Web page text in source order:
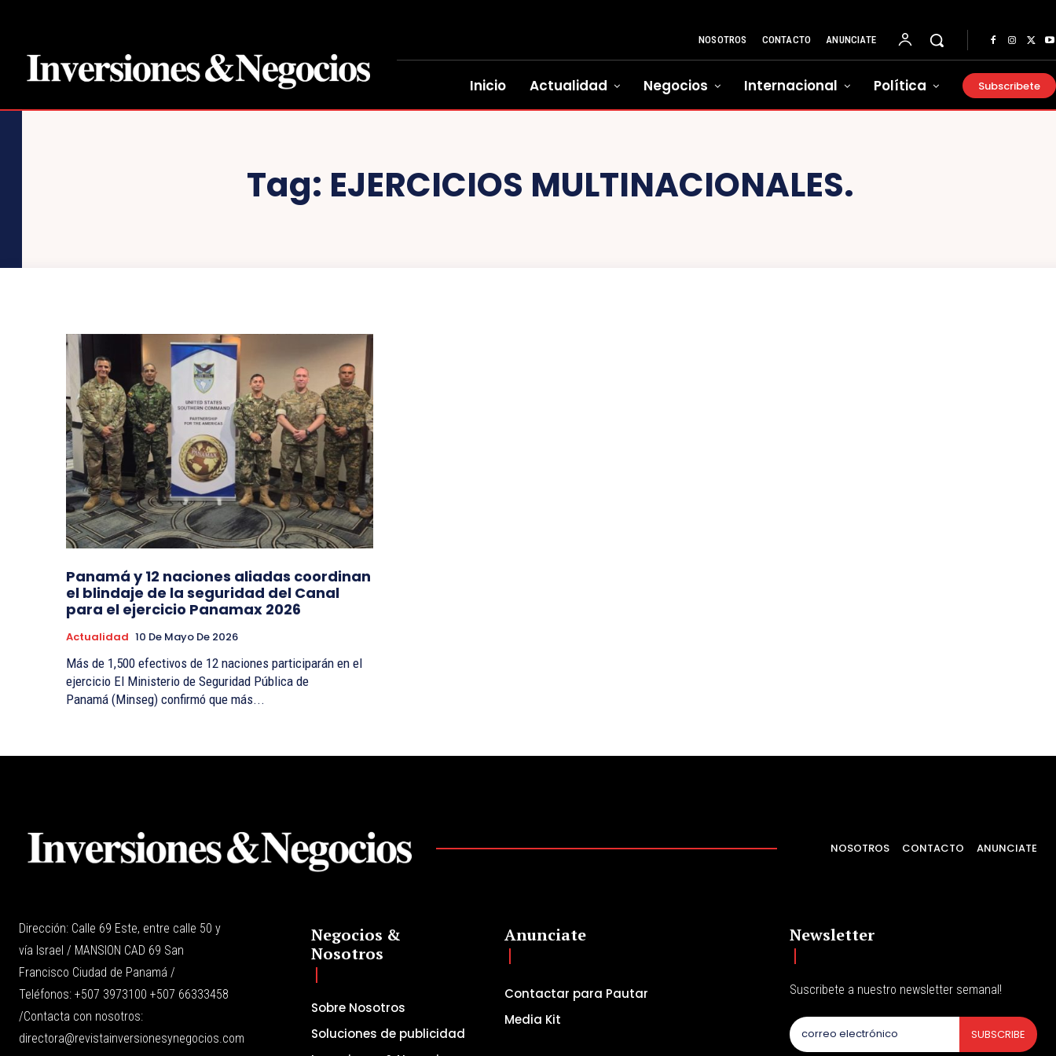
NOSOTROS CONTACTO ANUNCIATE
Inicio Actualidad Negocios Internacional Política Subscribete
Tag: EJERCICIOS MULTINACIONALES.
Panamá y 12 naciones aliadas coordinan
el blindaje de la seguridad del Canal
para el ejercicio Panamax 2026
Actualidad 10 De Mayo De 2026
Más de 1,500 efectivos de 12 naciones participarán en el
ejercicio El Ministerio de Seguridad Pública de
Panamá (Minseg) confirmó que más...
NOSOTROS CONTACTO ANUNCIATE
Dirección: Calle 69 Este, entre calle 50 y
vía Israel / MANSION CAD 69 San
Francisco Ciudad de Panamá /
Teléfonos: +507 3973100 +507 66333458
/Contacta con nosotros:
directora@revistainversionesynegocios.com
Negocios &
Nosotros
Sobre Nosotros
Soluciones de publicidad
Anunciate
Contactar para Pautar
Media Kit
Newsletter
Suscribete a nuestro newsletter semanal!
SUBSCRIBE